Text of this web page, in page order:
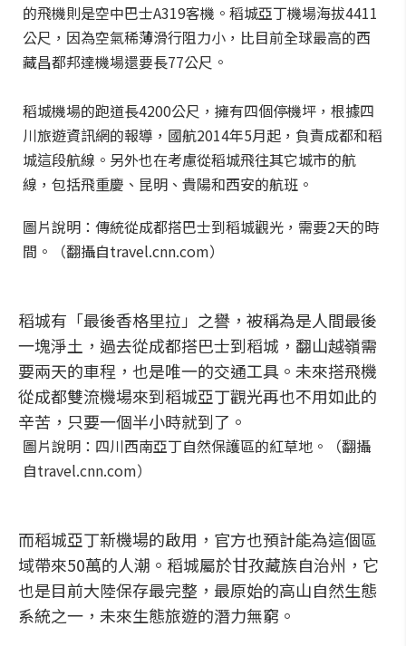
的飛機則是空中巴士A319客機。稻城亞丁機場海拔4411
公尺，因為空氣稀薄滑行阻力小，比目前全球最高的西
藏昌都邦達機場還要長77公尺。
稻城機場的跑道長4200公尺，擁有四個停機坪，根據四
川旅遊資訊網的報導，國航2014年5月起，負責成都和稻
城這段航線。另外也在考慮從稻城飛往其它城市的航
線，包括飛重慶、昆明、貴陽和西安的航班。
圖片說明：傳統從成都搭巴士到稻城觀光，需要2天的時
間。（翻攝自travel.cnn.com）
稻城有「最後香格里拉」之譽，被稱為是人間最後
一塊淨土，過去從成都搭巴士到稻城，翻山越嶺需
要兩天的車程，也是唯一的交通工具。未來搭飛機
從成都雙流機場來到稻城亞丁觀光再也不用如此的
辛苦，只要一個半小時就到了。
圖片說明：四川西南亞丁自然保護區的紅草地。（翻攝
自travel.cnn.com）
而稻城亞丁新機場的啟用，官方也預計能為這個區
域帶來50萬的人潮。稻城屬於甘孜藏族自治州，它
也是目前大陸保存最完整，最原始的高山自然生態
系統之一，未來生態旅遊的潛力無窮。